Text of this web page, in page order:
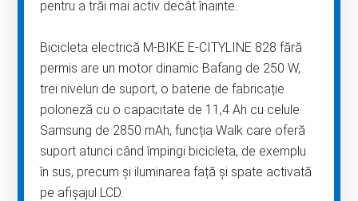
pentru a trăi mai activ decât înainte.
Bicicleta electrică M-BIKE E-CITYLINE 828 fără
permis are un motor dinamic Bafang de 250 W,
trei niveluri de suport, o baterie de fabricație
poloneză cu o capacitate de 11,4 Ah cu celule
Samsung de 2850 mAh, funcția Walk care oferă
suport atunci când împingi bicicleta, de exemplu
în sus, precum și iluminarea față și spate activată
pe afișajul LCD.